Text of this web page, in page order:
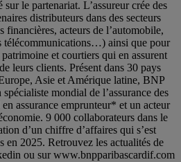
le partenariat. L’assureur crée des
distributeurs dans des secteurs
financières, acteurs de l’automobile,
télécommunications…) ainsi que pour
et courtiers qui en assurent
leurs clients. Présent dans 30 pays
Asie et Amérique latine, BNP
mondial de l’assurance des
assurance emprunteur* et un acteur
9 000 collaborateurs dans le
d’un chiffre d’affaires qui s’est
en 2025. Retrouvez les actualités de
ou sur www.bnpparibascardif.com